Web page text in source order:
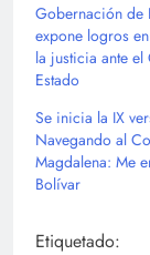
Gobernación de
expone logros
la justicia ante
Estado
Se inicia la IX
Navegando al
Magdalena: Me
Bolívar
Etiquetado: